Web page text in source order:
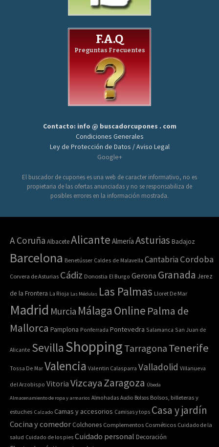
F.A.Q
Preguntas Frecuentes
Contacto: info @ buscadorcupones . com
Condiciones Generales
Ley de Protección de Datos / Aviso Legal
Google+
El buscador de cupones es una web de caracter informativo, no es
propietaria de las ofertas anunciadas y no se responsabiliza de
posibles errores en la información mostrada.
A Coruña AlbaceteAlicante Almería Asturias Badajoz
Barcelona Benetússer Caldes de Malavella Cantabria Cordoba
Corvera de Asturias Cádiz Donostia El Burgo Gerona Granada Jerez
de la Frontera La Rioja Las Médulas Las Palmas Lloret De Mar
Madrid Murcia Málaga Online Palma de
Mallorca Pamplona Ponferrada Pontevedra Salamanca San Juan de
Alicante Sevilla Shopping Tarragona Tenerife
Tossa De Mar Valencia Valentin Calasparra Valladolid Villanueva
del Arzobispo Vitoria VizcayaZaragoza Úbeda
Almacenamiento de ropa y armarios Almohadas Audio Bolsos Bolsos, billeteras y
estuches Calzado Camas y accesorios Camisas y tops Casa y jardín
Cocina y comedor Colchones Complementos Cosméticos Cuidado de la
salud Cuidado de los pies Cuidado personal Decoración